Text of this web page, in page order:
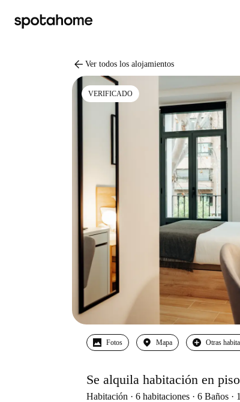
arrow_back Ver todos los alojamientos
VERIFICADO
Fotos Mapa Otras
Se alquila habitación en
Habitación 6 habitaciones 6 Baños